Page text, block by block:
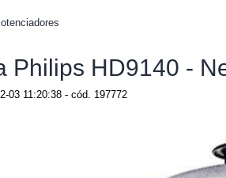
Philips HD9140 -
03 11:20:38 - cód. 197772